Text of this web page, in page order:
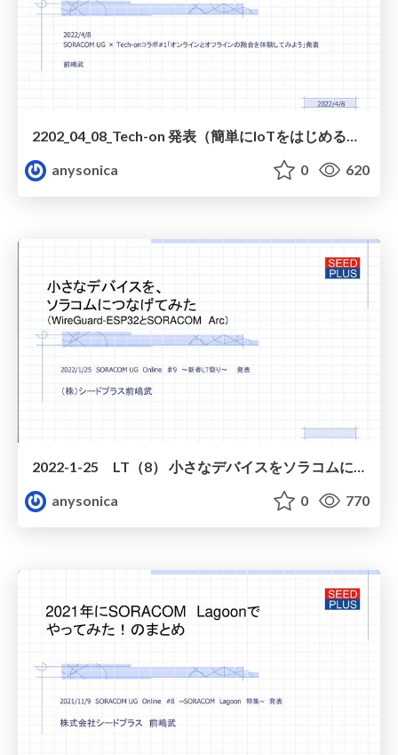
2202_04_08_Tech-on 発表（簡単にIoTをはじめる方法）
anysonica
0 620
2022-1-25 LT（8） 小さなデバイスをソラコムに繋げてみた 公開版
anysonica
0 770